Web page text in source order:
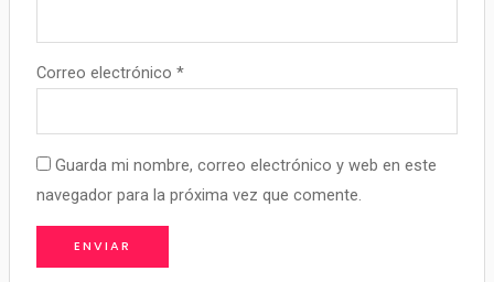
Correo electrónico*
Guarda mi nombre, correo electrónico y web en este
navegador para la próxima vez que comente.